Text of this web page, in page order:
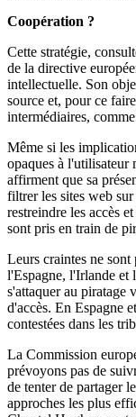
Coopération ?
Cette stratégie,
de la directive
intellectuelle. Son
source et, pour ce
intermédiaires,
Même si les
opaques à l'utilisateur
affirment que sa
filtrer les sites web
restreindre les accès
sont pris en train de
Leurs craintes ne sont
l'Espagne, l'Irlande et
s'attaquer au piratage
d'accès. En Espagne
contestées dans les
La Commission
prévoyons pas de
de tenter de partager
approches les plus